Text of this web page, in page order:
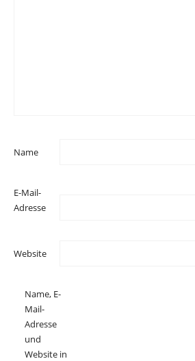
Name
E-Mail-
Adresse
Website
Name, E-
Mail-
Adresse
und
Website in